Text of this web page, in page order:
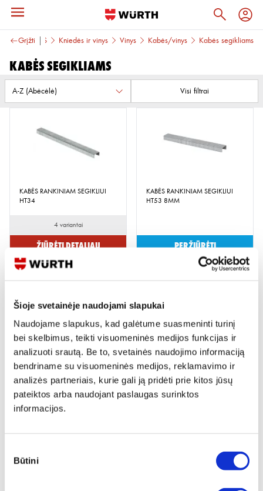
Šioje svetainėje naudojami slapukai
Naudojame slapukus, kad galėtume suasmeninti turinį
bei skelbimus, teikti visuomeninės medijos funkcijas ir
analizuoti srautą. Be to, svetainės naudojimo informaciją
bendriname su visuomeninės medijos, reklamavimo ir
analizės partneriais, kurie gali ją pridėti prie kitos jūsų
pateiktos arba naudojant paslaugas surinktos
informacijos.
pasirinkimas
Būtini
Grįžti
TVIRTINIMAS Kniedės ir vinys Vinys Kabės/vinys Kabės segikliams
Kabės segikliams
Visi filtrai
KABĖS RANKINIAM SEGIKLIUI
HT34
4 variantai
Žiūrėti detaliau
KABĖS RANKINIAM SEGIKLIUI
HT53 8MM
Peržiūrėti
KABĖS PNEUMATINIAM KABIŲ
2 variantai
Žiūrėti detaliau
KABĖ APMUŠALUI S TIPAS